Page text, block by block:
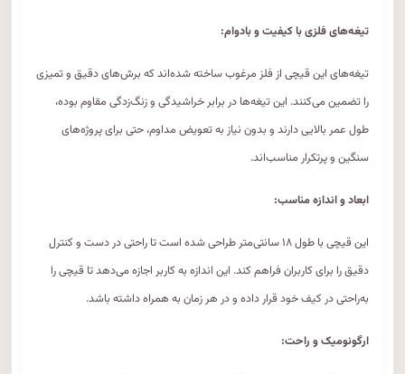
تیغه‌های فلزی با کیفیت و بادوام:
تیغه‌های این قیچی از فلز مرغوب ساخته شده‌اند که برش‌های دقیق و تمیزی
را تضمین می‌کنند. این تیغه‌ها در برابر خراشیدگی و زنگ‌زدگی مقاوم بوده،
طول عمر بالایی دارند و بدون نیاز به تعویض مداوم، حتی برای پروژه‌های
سنگین و پرتکرار مناسب‌اند.
ابعاد و اندازه مناسب:
این قیچی با طول ۱۸ سانتی‌متر طراحی شده است تا راحتی در دست و کنترل
دقیق را برای کاربران فراهم کند. این اندازه به کاربر اجازه می‌دهد تا قیچی را
به‌راحتی در کیف خود قرار داده و در هر زمان به همراه داشته باشد.
ارگونومیک و راحت: